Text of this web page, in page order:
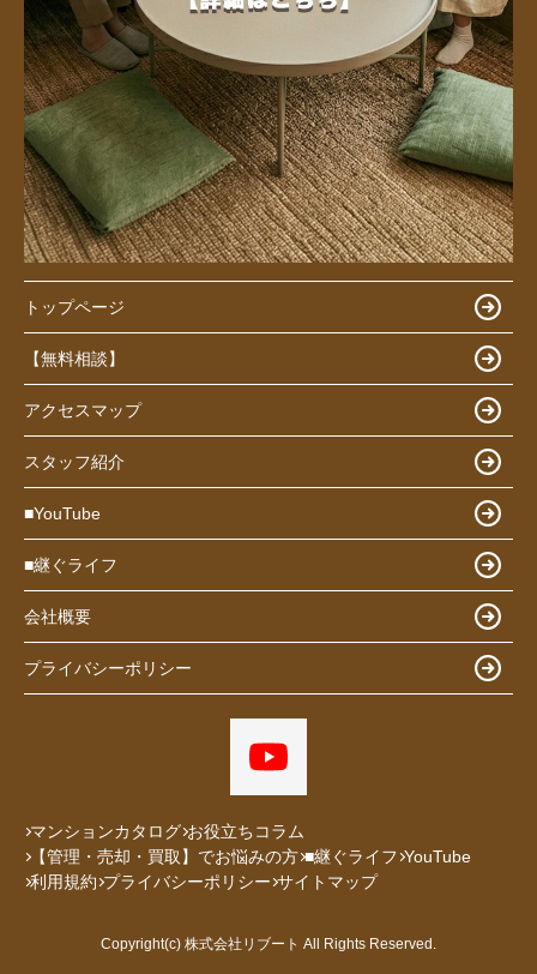
トップページ
【無料相談】
アクセスマップ
スタッフ紹介
■YouTube
■継ぐライフ
会社概要
プライバシーポリシー
マンションカタログ お役立ちコラム
【管理・売却・買取】でお悩みの方 ■継ぐライフ YouTube
利用規約 プライバシーポリシー サイトマップ
Copyright(c) 株式会社リブート All Rights Reserved.